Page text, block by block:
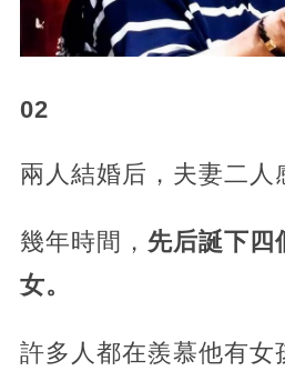
02
兩人結婚后，夫妻二人
幾年時間， 先后誕下四
女。
許多人都在羨慕他有女